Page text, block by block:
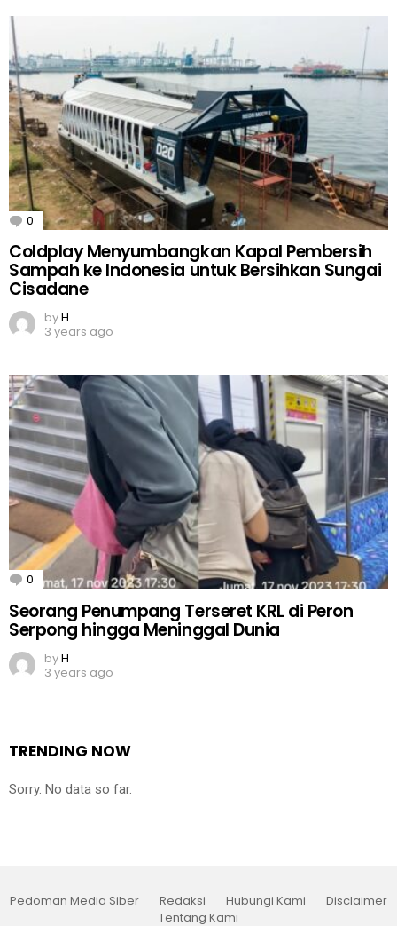
0 Comments
Coldplay Menyumbangkan Kapal Pembersih
Sampah ke Indonesia untuk Bersihkan Sungai
Cisadane
byH
3 years ago
0 Comments
Seorang Penumpang Terseret KRL di Peron
Serpong hingga Meninggal Dunia
byH
3 years ago
TRENDING NOW
Sorry. No data so far.
Pedoman Media Siber Redaksi Hubungi Kami
Disclaimer
Tentang Kami